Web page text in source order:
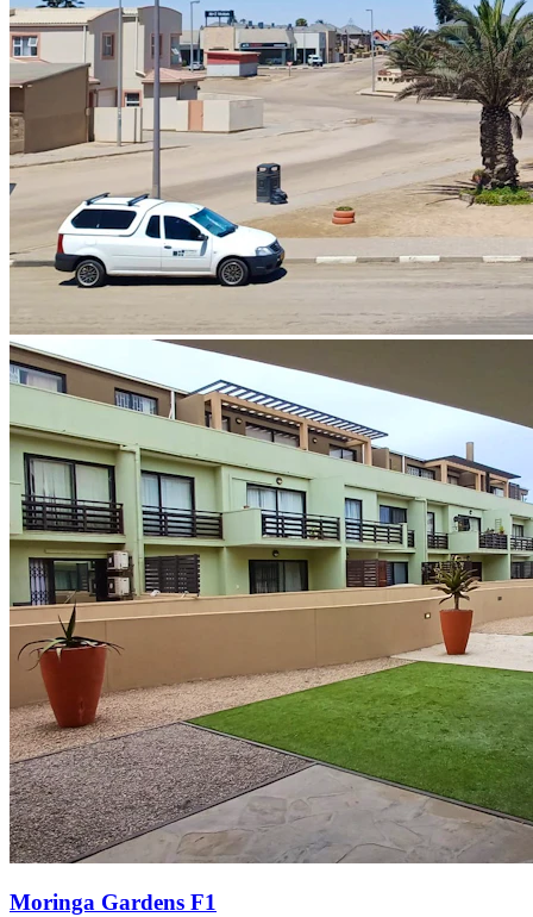
Moringa Gardens F1